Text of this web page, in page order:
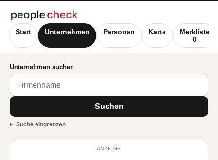
Start Unternehmen Personen Karte
Merkliste
0
Unternehmen suchen
Suchen
Suche eingrenzen
ANZEIGE